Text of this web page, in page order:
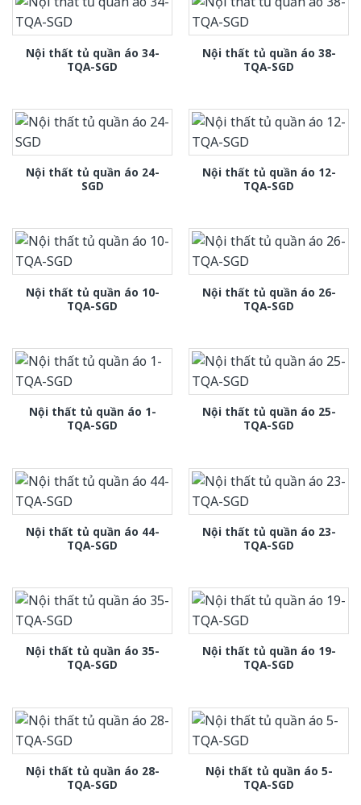
Nội thất tủ quần áo 34-
TQA-SGD
Nội thất tủ quần áo 38-
TQA-SGD
Nội thất tủ quần áo 24-
SGD
Nội thất tủ quần áo 12-
TQA-SGD
Nội thất tủ quần áo 10-
TQA-SGD
Nội thất tủ quần áo 26-
TQA-SGD
Nội thất tủ quần áo 1-
TQA-SGD
Nội thất tủ quần áo 25-
TQA-SGD
Nội thất tủ quần áo 44-
TQA-SGD
Nội thất tủ quần áo 23-
TQA-SGD
Nội thất tủ quần áo 35-
TQA-SGD
Nội thất tủ quần áo 19-
TQA-SGD
Nội thất tủ quần áo 28-
TQA-SGD
Nội thất tủ quần áo 5-
TQA-SGD